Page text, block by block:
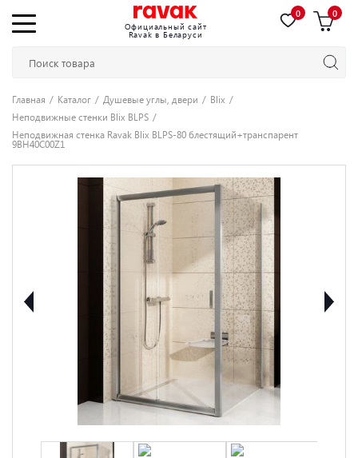
Официальный сайт
Ravak в Беларуси
0 0
Главная Каталог Душевые углы, двери
Blix
Неподвижные стенки Blix BLPS
Неподвижная стенка Ravak Blix BLPS-80 блестящий+транспарент
9BH40C00Z1